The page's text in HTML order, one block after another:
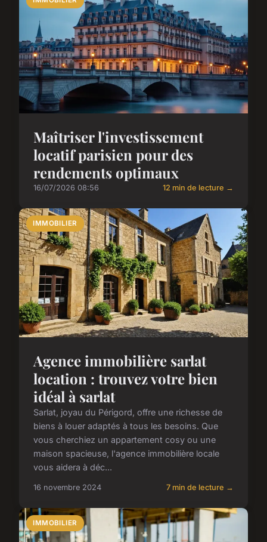
Maîtriser l'investissement
locatif parisien pour des
rendements optimaux
16/07/2026 08:56 12 min de lecture →
IMMOBILIER
Agence immobilière sarlat
location : trouvez votre bien
idéal à sarlat
Sarlat, joyau du Périgord, offre une richesse de
biens à louer adaptés à tous les besoins. Que
vous cherchiez un appartement cosy ou une
maison spacieuse, l'agence immobilière locale
vous aidera à déc...
16 novembre 2024 7 min de lecture →
IMMOBILIER